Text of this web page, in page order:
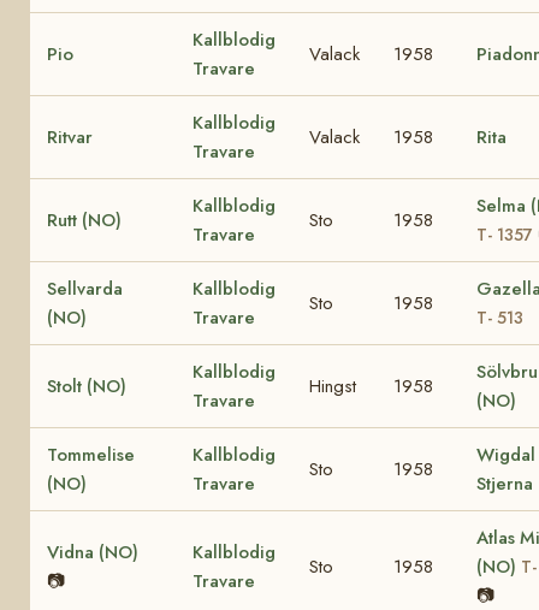
Pio
Kallblodig
Travare
Valack 1958
Ritvar
Kallblodig
Travare
Valack 1958 Rita
Rutt (NO)
Kallblodig
Travare
Sto 1958
Selma
T- 1357
Sellvarda
(NO)
Kallblodig
Travare
Sto 1958
T- 513
Stolt (NO)
Kallblodig
Travare
Hingst 1958
(NO)
Tommelise
(NO)
Kallblodig
Travare
Sto 1958
Wigdal
Stjerna
Vidna (NO)
📷
Kallblodig
Travare
Sto 1958
Atlas
(NO)
📷